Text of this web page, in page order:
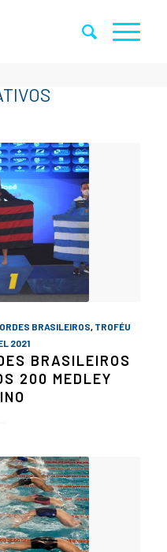
BRASILEIROS, TROFÉU
2021
BRASILEIROS
200 MEDLEY